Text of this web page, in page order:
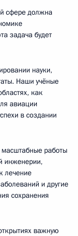
сфере должна
задача будет
науки,
Наши учёные
как
авиации
в создании
работы
инженерии,
лечение
и другие
сохранения
важную